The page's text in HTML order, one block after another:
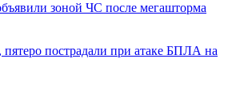
зоной ЧС после мегашторма
пятеро пострадали при атаке БПЛА на